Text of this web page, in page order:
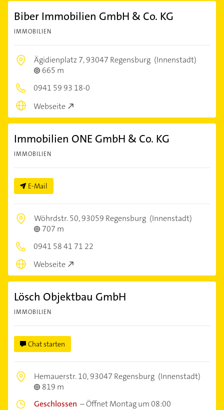
Biber Immobilien GmbH & Co. KG
IMMOBILIEN
Ägidienplatz 7,93047 Regensburg (Innenstadt)
665 m
0941 59 93 18-0
Webseite
Immobilien ONE GmbH & Co. KG
IMMOBILIEN
E-Mail
Wöhrdstr. 50,93059 Regensburg (Innenstadt)
707 m
0941 58 41 71 22
Webseite
Lösch Objektbau GmbH
IMMOBILIEN
Chat starten
Hemauerstr. 10,93047 Regensburg (Innenstadt)
819 m
Geschlossen –Öffnet Montag um 08:00